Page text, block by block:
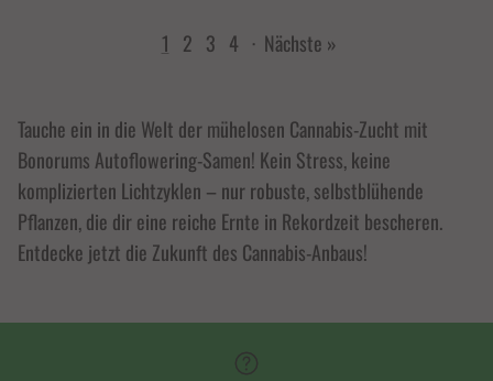
1 2 3 4 · Nächste »
Tauche ein in die Welt der mühelosen Cannabis-Zucht mit
Bonorums Autoflowering-Samen! Kein Stress, keine
komplizierten Lichtzyklen – nur robuste, selbstblühende
Pflanzen, die dir eine reiche Ernte in Rekordzeit bescheren.
Entdecke jetzt die Zukunft des Cannabis-Anbaus!